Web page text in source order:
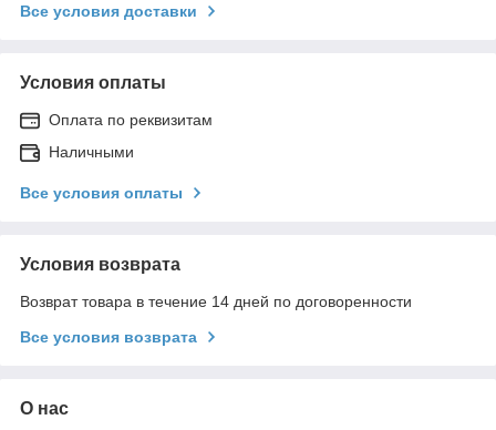
Все условия доставки
Условия оплаты
Оплата по реквизитам
Наличными
Все условия оплаты
Условия возврата
Возврат товара в течение 14 дней по договоренности
Все условия возврата
О нас